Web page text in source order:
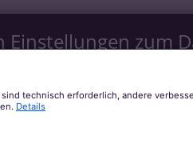
zum
Technologien, die zur
werden. Sie können selbst